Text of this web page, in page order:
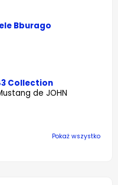
Bburago
Collection
de JOHN
Pokaż wszystko